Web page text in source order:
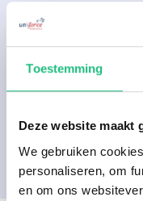
Toestemming
Deze website maakt
We gebruiken
personaliseren, om
en om ons
Delen